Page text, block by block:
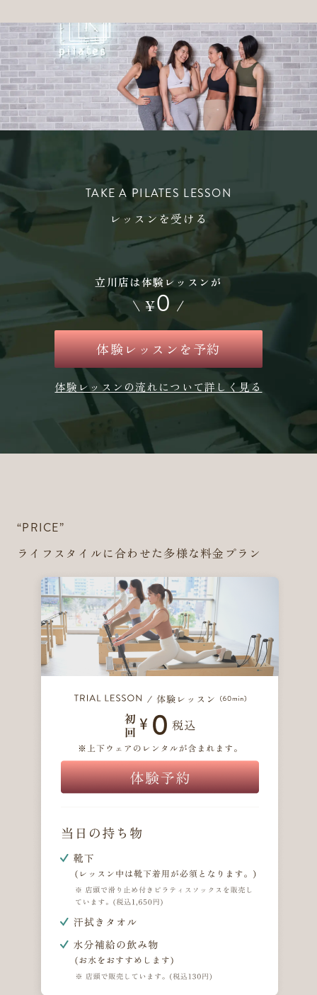
TAKE A PILATES LESSON
レッスンを受ける
立川店は体験レッスンが
\¥0 /
体験レッスンを予約
体験レッスンの流れについて詳しく見る
“PRICE”
ライフスタイルに合わせた多様な料金プラン